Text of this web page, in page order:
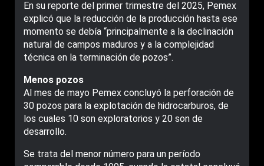
En su reporte del primer trimestre del 2025, Pemex
explicó que la reducción de la producción hasta ese
momento se debía “principalmente a la declinación
natural de campos maduros y a la complejidad
técnica en la terminación de pozos”.
Menos pozos
Al mes de mayo Pemex concluyó la perforación de
30 pozos para la explotación de hidrocarburos, de
los cuales 10 son exploratorios y 20 son de
desarrollo.
Se trata del menor número para un período